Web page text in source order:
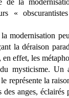
de la
«
modernisation
la déraison
effet, les
mysticisme. Un
représente la
anges, éclairés